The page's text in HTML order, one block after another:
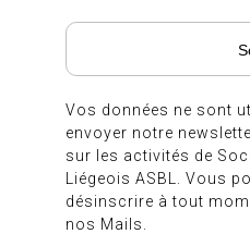
Vos données ne sont
envoyer notre
sur les activités de
Liégeois ASBL. Vous
désinscrire à tout
nos Mails.